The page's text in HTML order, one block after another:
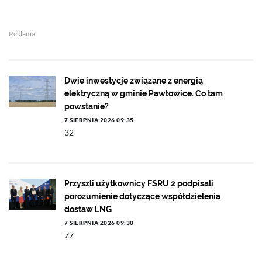
Reklama
Dwie inwestycje związane z energią
elektryczną w gminie Pawłowice. Co tam
powstanie?
7 SIERPNIA 2026 09:35
32
Przyszli użytkownicy FSRU 2 podpisali
porozumienie dotyczące współdzielenia
dostaw LNG
7 SIERPNIA 2026 09:30
77